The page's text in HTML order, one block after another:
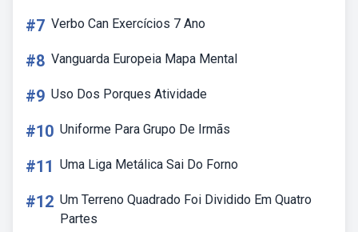
#7 Verbo Can Exercícios 7 Ano
#8 Vanguarda Europeia Mapa Mental
#9 Uso Dos Porques Atividade
#10 Uniforme Para Grupo De Irmãs
#11 Uma Liga Metálica Sai Do Forno
#12 Um Terreno Quadrado Foi Dividido Em Quatro
Partes